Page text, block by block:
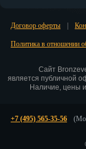
Договор оферты
Политика в отношении
Сайт
является публичной
Наличие, цены
+7 (495) 565-35-56